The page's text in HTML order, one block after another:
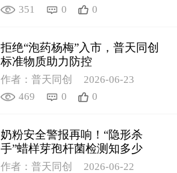
351 0 0
拒绝“泡药杨梅”入市，普天同创
标准物质助力防控
作者：普天同创
2026-06-23
469
0 0
奶粉安全警报再响！“隐形杀
手”蜡样芽孢杆菌检测知多少
作者：普天同创
2026-06-22